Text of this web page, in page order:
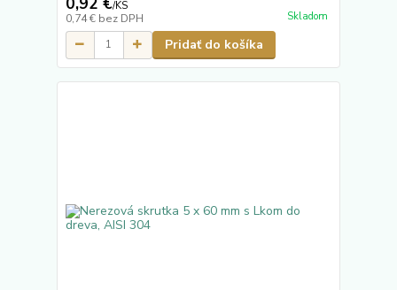
/KS
0,74 € bez DPH Skladom
Pridať do košíka